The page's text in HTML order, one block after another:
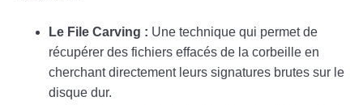
Le File Carving : Une technique qui permet de
récupérer des fichiers effacés de la corbeille en
cherchant directement leurs signatures brutes sur le
disque dur.